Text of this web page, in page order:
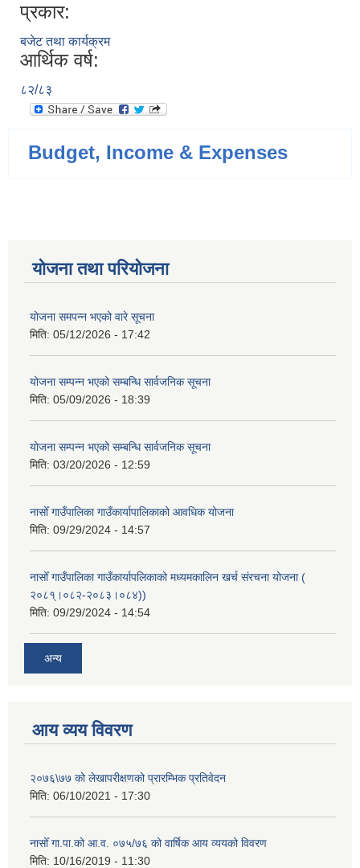
प्रकार:
बजेट तथा कार्यक्रम
आर्थिक वर्ष:
८२/८३
Budget, Income & Expenses
योजना तथा परियोजना
योजना समपन्न भएको वारे सूचना
मिति: 05/12/2026 - 17:42
योजना सम्पन्न भएको सम्बन्धि सार्वजनिक सूचना
मिति: 05/09/2026 - 18:39
योजना सम्पन्न भएको सम्बन्धि सार्वजनिक सूचना
मिति: 03/20/2026 - 12:59
नासोँ गाउँपालिका गाउँकार्यापालिकाको आवधिक योजना
मिति: 09/29/2024 - 14:57
नासोँ गाउँपालिका गाउँकार्यापलिकाको मध्यमकालिन खर्च संरचना योजना (
२०८१्।०८२-२०८३।०८४))
मिति: 09/29/2024 - 14:54
अन्य
आय व्यय विवरण
२०७६\७७ को लेखापरीक्षणको प्रारम्भिक प्रतिवेदन
मिति: 06/10/2021 - 17:30
नासोँ गा.पा.को आ.व. ०७५/७६ को वार्षिक आय व्ययको विवरण
मिति: 10/16/2019 - 11:30